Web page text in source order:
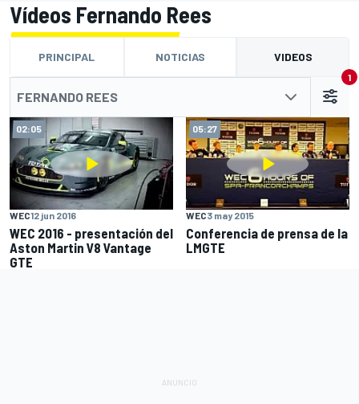
Vídeos Fernando Rees
PRINCIPAL NOTICIAS VIDEOS
FERNANDO REES
1
02:05
WEC12 jun 2016
WEC 2016 - presentación del
Aston Martin V8 Vantage
GTE
05:27
WEC3 may 2015
Conferencia de prensa de la
LMGTE